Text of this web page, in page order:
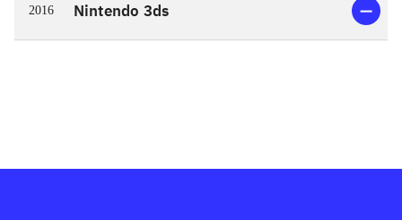
2016 Nintendo 3ds